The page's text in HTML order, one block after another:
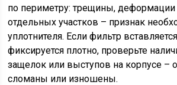
по периметру: трещины, деформации
отдельных участков – признак
уплотнителя. Если фильтр
фиксируется плотно, проверьте
защелок или выступов на корпусе –
сломаны или изношены.